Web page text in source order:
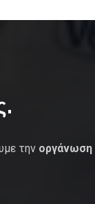
την οργάνωση